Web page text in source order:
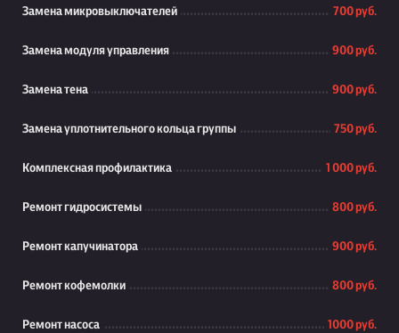
Замена микровыключателей 700 руб.
Замена модуля управления 900 руб.
Замена тена 900 руб.
Замена уплотнительного кольца группы 750 руб.
Комплексная профилактика 1 000 руб.
Ремонт гидросистемы 800 руб.
Ремонт капучинатора 900 руб.
Ремонт кофемолки 800 руб.
Ремонт насоса 1000 руб.